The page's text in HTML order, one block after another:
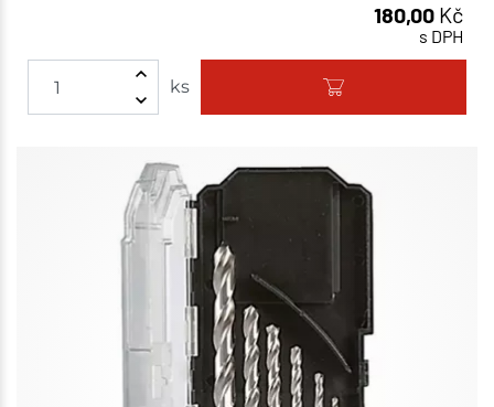
180,00 Kč
s DPH
ks